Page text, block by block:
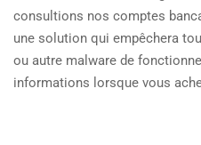
consultions nos comptes
une solution qui empêchera
ou autre malware de
informations lorsque vous